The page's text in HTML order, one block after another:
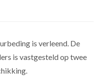
is verleend. De
is vastgesteld op twee